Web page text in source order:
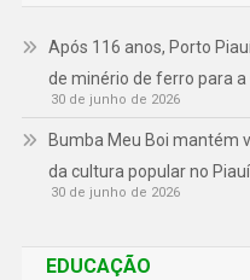
Após 116 anos, Porto
de minério de ferro para
30 de junho de 2026
Bumba Meu Boi mantém
da cultura popular no Piauí
30 de junho de 2026
EDUCAÇÃO